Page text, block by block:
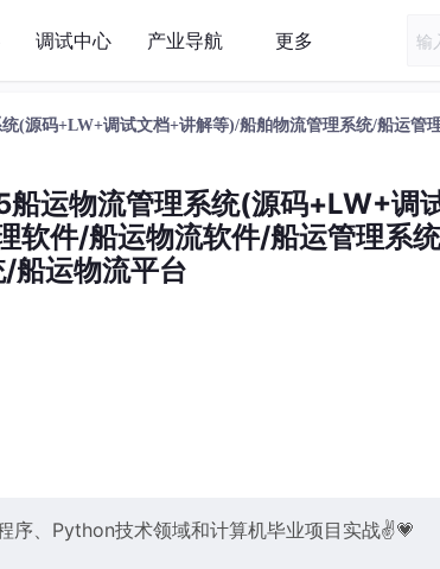
调试中心 产业导航 更多
(源码+LW+调试文档+讲解等)/船舶物流管理系统/船运管
运物流管理系统(源码+LW+调
软件/船运物流软件/船运管理系
船运物流平台
序、Python技术领域和计算机毕业项目实战✌💗